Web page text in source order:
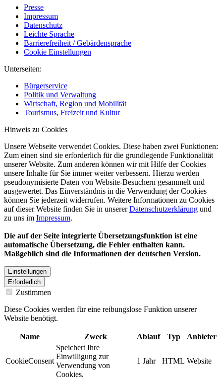
Presse
Impressum
Datenschutz
Leichte Sprache
Barrierefreiheit / Gebärdensprache
Cookie Einstellungen
Unterseiten:
Bürgerservice
Politik und Verwaltung
Wirtschaft, Region und Mobilität
Tourismus, Freizeit und Kultur
Hinweis zu Cookies
Unsere Webseite verwendet Cookies. Diese haben zwei Funktionen:
Zum einen sind sie erforderlich für die grundlegende Funktionalität
unserer Website. Zum anderen können wir mit Hilfe der Cookies
unsere Inhalte für Sie immer weiter verbessern. Hierzu werden
pseudonymisierte Daten von Website-Besuchern gesammelt und
ausgewertet. Das Einverständnis in die Verwendung der Cookies
können Sie jederzeit widerrufen. Weitere Informationen zu Cookies
auf dieser Website finden Sie in unsererDatenschutzerklärung und
zu uns im Impressum.
Die auf der Seite integrierte Übersetzungsfunktion ist eine
automatische Übersetzung, die Fehler enthalten kann.
Maßgeblich sind die Informationen der deutschen Version.
Einstellungen
Erforderlich
Zustimmen
Diese Cookies werden für eine reibungslose Funktion unserer
Website benötigt.
Name Zweck Ablauf Typ Anbieter
CookieConsent
Speichert Ihre
Einwilligung zur
Verwendung von
Cookies.
1 Jahr HTML Website